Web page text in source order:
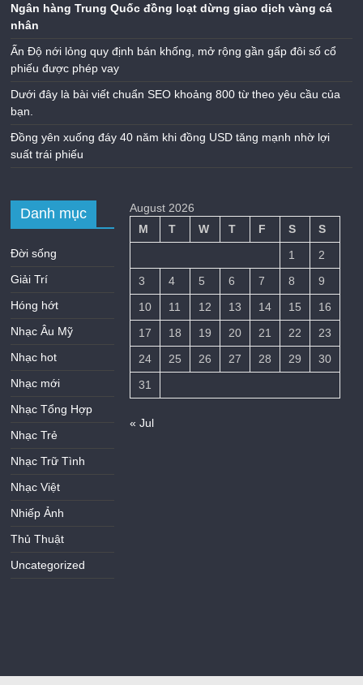
Ngân hàng Trung Quốc đồng loạt dừng giao dịch vàng cá
nhân
Ấn Độ nới lỏng quy định bán khống, mở rộng gần gấp đôi số cổ
phiếu được phép vay
Dưới đây là bài viết chuẩn SEO khoảng 800 từ theo yêu cầu của
bạn.
Đồng yên xuống đáy 40 năm khi đồng USD tăng mạnh nhờ lợi
suất trái phiếu
Danh mục
Đời sống
Giải Trí
Hóng hớt
Nhạc Âu Mỹ
Nhạc hot
Nhạc mới
Nhạc Tổng Hợp
Nhạc Trẻ
Nhạc Trữ Tình
Nhạc Việt
Nhiếp Ảnh
Thủ Thuật
Uncategorized
August 2026
M
T W T F S
S
1
2
3
4 5 6 7 8
9
10
11 12 13 14 15
16
17
18 19 20 21 22
23
24
25 26 27 28 29
30
31
« Jul